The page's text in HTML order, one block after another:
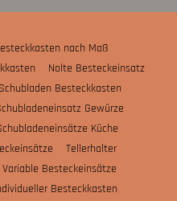
nach Maß
Nolte Besteckeinsatz
Schubladen Besteckkasten
Gewürze
Küche
Tellerhalter
Variable Besteckeinsätze
Besteckkasten